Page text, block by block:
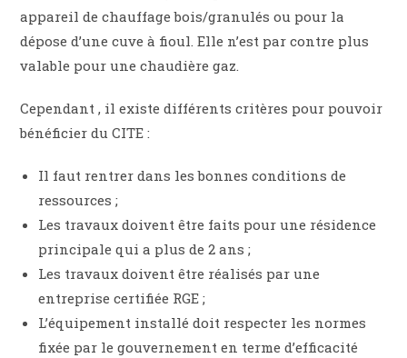
appareil de chauffage bois/granulés ou pour la
dépose d’une cuve à fioul. Elle n’est par contre plus
valable pour une chaudière gaz.
Cependant , il existe différents critères pour pouvoir
bénéficier du CITE :
Il faut rentrer dans les bonnes conditions de
ressources ;
Les travaux doivent être faits pour une résidence
principale qui a plus de 2 ans ;
Les travaux doivent être réalisés par une
entreprise certifiée RGE ;
L’équipement installé doit respecter les normes
fixée par le gouvernement en terme d’efficacité